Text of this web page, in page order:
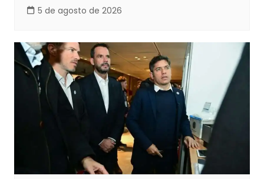
5 de agosto de 2026